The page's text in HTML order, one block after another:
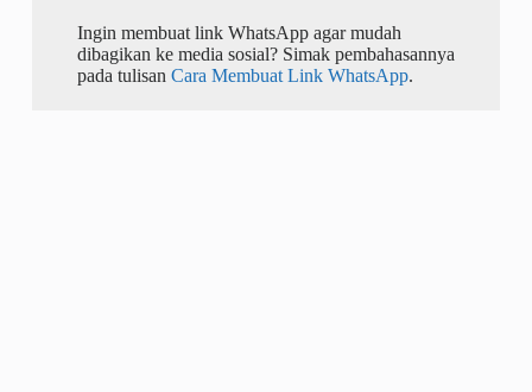
Ingin membuat link WhatsApp agar mudah
dibagikan ke media sosial? Simak pembahasannya
pada tulisan Cara Membuat Link WhatsApp.